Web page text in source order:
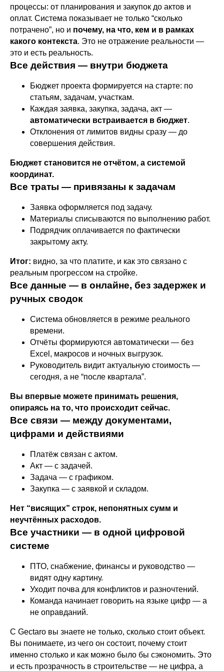
процессы: от планирования и закупок до актов и
оплат. Система показывает не только “сколько
потрачено”, но и почему, на что, кем и в рамках
какого контекста. Это не отражение реальности —
это и есть реальность.
Все действия — внутри бюджета
Бюджет проекта формируется на старте: по
статьям, задачам, участкам.
Каждая заявка, закупка, задача, акт —
автоматически встраивается в бюджет.
Отклонения от лимитов видны сразу — до
совершения действия.
Бюджет становится не отчётом, а системой
координат.
Все траты — привязаны к задачам
Заявка оформляется под задачу.
Материалы списываются по выполнению работ.
Подрядчик оплачивается по фактически
закрытому акту.
Итог: видно, за что платите, и как это связано с
реальным прогрессом на стройке.
Все данные — в онлайне, без задержек и
ручных сводок
Система обновляется в режиме реального
времени.
Отчёты формируются автоматически — без
Excel, макросов и ночных выгрузок.
Руководитель видит актуальную стоимость —
сегодня, а не “после квартала”.
Вы впервые можете принимать решения,
опираясь на то, что происходит сейчас.
Все связи — между документами,
цифрами и действиями
Платёж связан с актом.
Акт — с задачей.
Задача — с графиком.
Закупка — с заявкой и складом.
Нет “висящих” строк, непонятных сумм и
неучтённых расходов.
Все участники — в одной цифровой
системе
ПТО, снабжение, финансы и руководство —
видят одну картину.
Уходит почва для конфликтов и разночтений.
Команда начинает говорить на языке цифр — а
не оправданий.
С Gectaro вы знаете не только, сколько стоит объект.
Вы понимаете, из чего он состоит, почему стоит
именно столько и как можно было бы сэкономить. Это
и есть прозрачность в строительстве — не цифра, а